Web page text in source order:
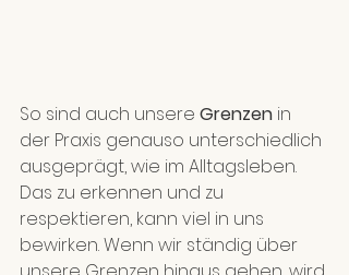
So sind auch unsere Grenzen in
der Praxis genauso unterschiedlich
ausgeprägt, wie im Alltagsleben.
Das zu erkennen und zu
respektieren, kann viel in uns
bewirken. Wenn wir ständig über